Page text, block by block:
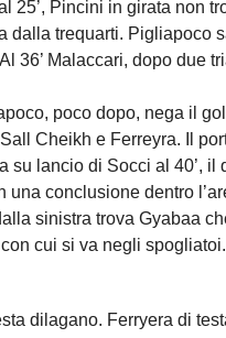
25’, Pincini in girata non
dalla trequarti. Pigliapoco
36’ Malaccari, dopo due
poco dopo, nega il
Cheikh e Ferreyra. Il
su lancio di Socci al 40’,
una conclusione dentro
sinistra trova Gyabaa
cui si va negli spogliatoi.
dilagano. Ferryera di